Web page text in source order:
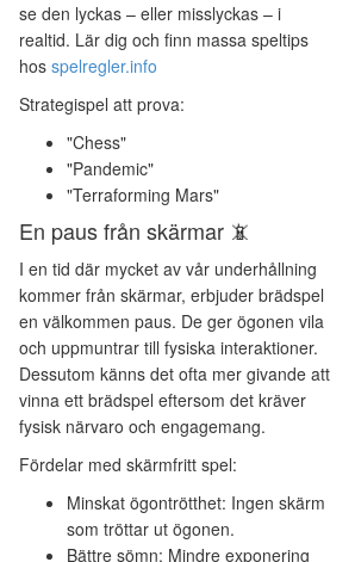
se den lyckas – eller misslyckas – i
realtid. Lär dig och finn massa speltips
hos spelregler.info
Strategispel att prova:
"Chess"
"Pandemic"
"Terraforming Mars"
En paus från skärmar 📵
I en tid där mycket av vår underhållning
kommer från skärmar, erbjuder brädspel
en välkommen paus. De ger ögonen vila
och uppmuntrar till fysiska interaktioner.
Dessutom känns det ofta mer givande att
vinna ett brädspel eftersom det kräver
fysisk närvaro och engagemang.
Fördelar med skärmfritt spel:
Minskat ögontrötthet: Ingen skärm
som tröttar ut ögonen.
Bättre sömn: Mindre exponering